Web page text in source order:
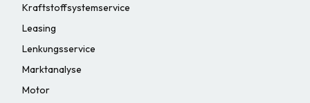
Kraftstoffsystemservice
Leasing
Lenkungsservice
Marktanalyse
Motor